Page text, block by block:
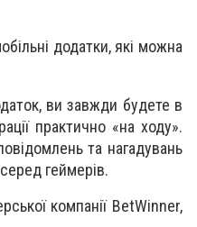
додатки, які можна
ви завжди будете в
практично «на ходу».
та нагадувань
геймерів.
компанії BetWinner,